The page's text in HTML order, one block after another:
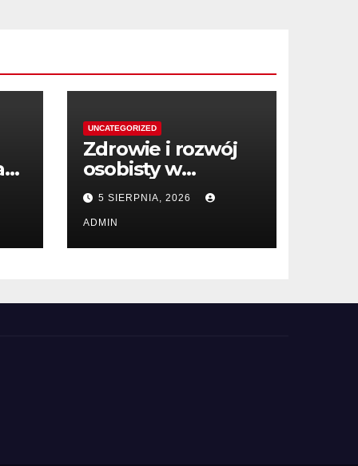
UNCATEGORIZED
Zdrowie i rozwój
osobisty w
wartościowej
literaturze
5 SIERPNIA, 2026
ADMIN